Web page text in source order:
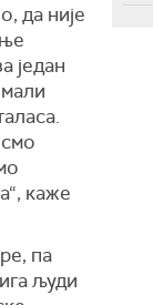
да није
један
каже
па
људи